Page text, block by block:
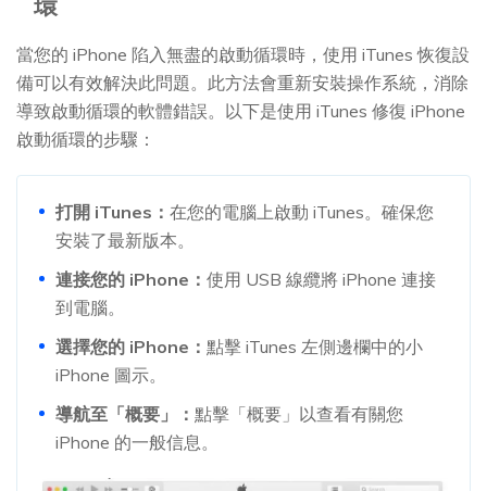
當您的 iPhone 陷入無盡的啟動循環時，使用 iTunes 恢復設
備可以有效解決此問題。此方法會重新安裝操作系統，消除
導致啟動循環的軟體錯誤。以下是使用 iTunes 修復 iPhone
啟動循環的步驟：
打開 iTunes： 在您的電腦上啟動 iTunes。確保您
安裝了最新版本。
連接您的 iPhone： 使用 USB 線纜將 iPhone 連接
到電腦。
選擇您的 iPhone： 點擊 iTunes 左側邊欄中的小
iPhone 圖示。
導航至「概要」： 點擊「概要」以查看有關您
iPhone 的一般信息。